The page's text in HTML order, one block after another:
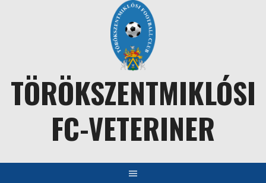
TÖRÖKSZENTMIKLÓSI
FC-VETERINER